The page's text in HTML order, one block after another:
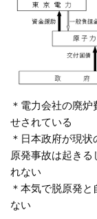
＊電力会社の廃
せされている
＊日本政府が現
原発事故は起き
れない
＊本気で脱原発
ない